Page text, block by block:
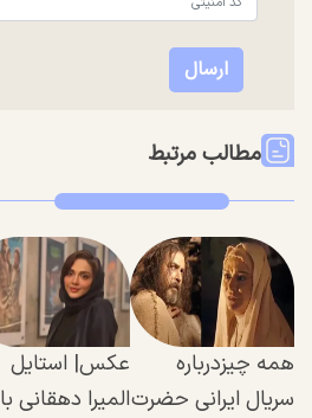
مطالب مرتبط
همه چیزدرباره
سریال ایرانی حضرت
عکس| استایل
المیرا دهقانی با